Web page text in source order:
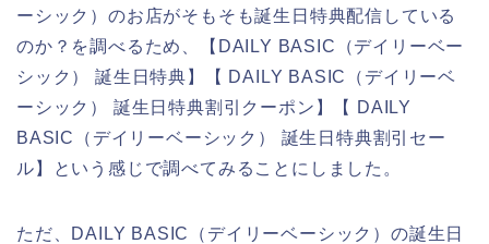
ーシック）のお店がそもそも誕生日特典配信している
のか？を調べるため、【DAILY BASIC（デイリーベー
シック） 誕生日特典】【 DAILY BASIC（デイリーベ
ーシック） 誕生日特典割引クーポン】【 DAILY
BASIC（デイリーベーシック） 誕生日特典割引セー
ル】という感じで調べてみることにしました。
ただ、DAILY BASIC（デイリーベーシック）の誕生日